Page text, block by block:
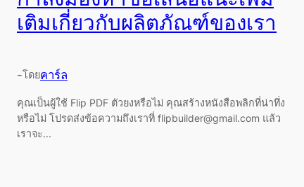
เติมเกี่ยวกับผลิตภัณฑ์ของเรา
-โดยคาร์ล
คุณเป็นผู้ใช้ Flip PDF ตัวยงหรือไม่ คุณสร้างหนังสือพลิกที่น่าทึ่ง
หรือไม่ โปรดส่งข้อความถึงเราที่ flipbuilder@gmail.com แล้ว
เราจะ...